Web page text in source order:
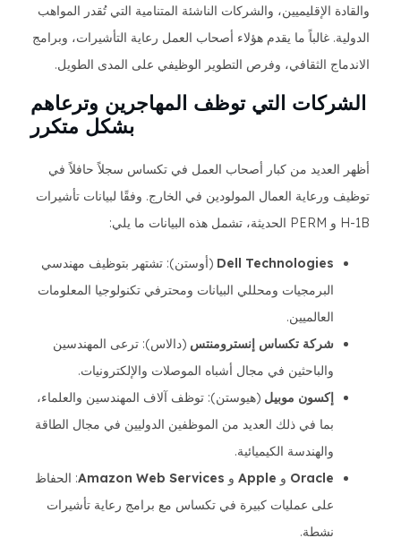
والقادة الإقليميين، والشركات الناشئة المتنامية التي تُقدر المواهب
الدولية. غالباً ما يقدم هؤلاء أصحاب العمل رعاية التأشيرات، وبرامج
الاندماج الثقافي، وفرص التطوير الوظيفي على المدى الطويل.
الشركات التي توظف المهاجرين وترعاهم
بشكل متكرر
أظهر العديد من كبار أصحاب العمل في تكساس سجلاً حافلاً في
توظيف ورعاية العمال المولودين في الخارج. وفقًا لبيانات تأشيرات
H-1B و PERM الحديثة، تشمل هذه البيانات ما يلي:
Dell Technologies (أوستن): تشتهر بتوظيف مهندسي
البرمجيات ومحللي البيانات ومحترفي تكنولوجيا المعلومات
العالميين.
شركة تكساس إنسترومنتس (دالاس): ترعى المهندسين
والباحثين في مجال أشباه الموصلات والإلكترونيات.
إكسون موبيل (هيوستن): توظف آلاف المهندسين والعلماء،
بما في ذلك العديد من الموظفين الدوليين في مجال الطاقة
والهندسة الكيميائية.
Oracle و Appleو Amazon Web Services: الحفاظ
على عمليات كبيرة في تكساس مع برامج رعاية تأشيرات
نشطة.